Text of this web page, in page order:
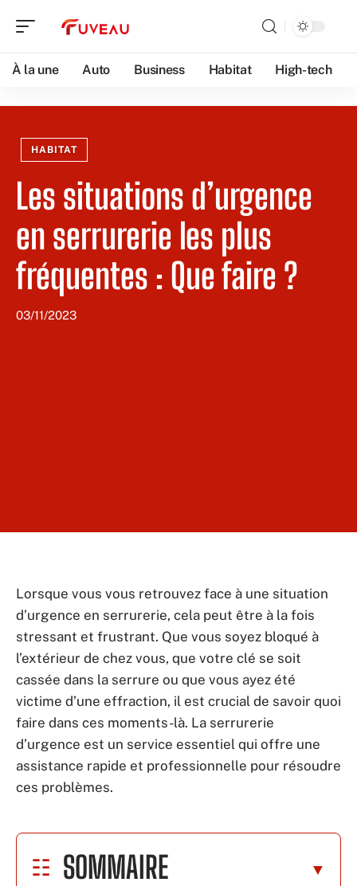
À la une Auto Business Habitat High-tech
HABITAT
Les situations d’urgence
en serrurerie les plus
fréquentes : Que faire ?
03/11/2023
Lorsque vous vous retrouvez face à une situation
d’urgence en serrurerie, cela peut être à la fois
stressant et frustrant. Que vous soyez bloqué à
l’extérieur de chez vous, que votre clé se soit
cassée dans la serrure ou que vous ayez été
victime d’une effraction, il est crucial de savoir quoi
faire dans ces moments-là. La serrurerie
d’urgence est un service essentiel qui offre une
assistance rapide et professionnelle pour résoudre
ces problèmes.
SOMMAIRE